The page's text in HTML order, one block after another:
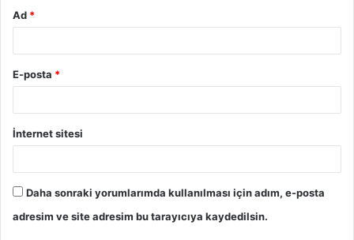
Ad *
E-posta *
İnternet sitesi
Daha sonraki yorumlarımda kullanılması için adım, e-posta
adresim ve site adresim bu tarayıcıya kaydedilsin.